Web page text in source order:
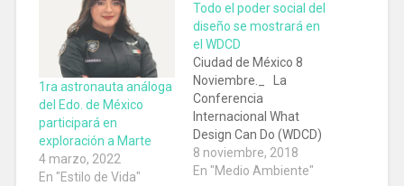
1ra astronauta análoga
del Edo. de México
participará en
exploración a Marte
4 marzo, 2022
En "Estilo de Vida"
Todo el poder social del
diseño se mostrará en
el WDCD
Ciudad de México 8
Noviembre._ La
Conferencia
Internacional What
Design Can Do (WDCD)
Mexico City, se llevará a
cabo en la capital
8 noviembre, 2018
En "Medio Ambiente"